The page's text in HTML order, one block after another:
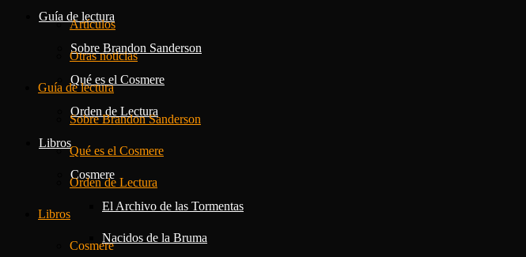
Guía de lectura
Sobre Brandon Sanderson
Qué es el Cosmere
Orden de Lectura
Libros
Cosmere
El Archivo de las Tormentas
Nacidos de la Bruma
Artículos
Otras noticias
Guía de lectura
Sobre Brandon Sanderson
Qué es el Cosmere
Orden de Lectura
Libros
Cosmere